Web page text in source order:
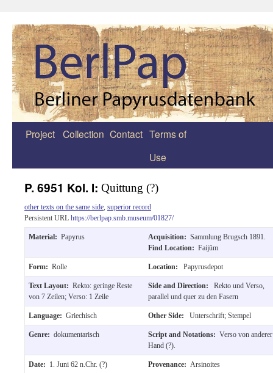
Zum
Project Collection Contact Terms of
Use
P. 6951 Kol. I: Quittung (?)
other texts on the same side superior record
Persistent URL https://berlpap.smb.museum/01827/
Material: Papyrus Acquisition: Sammlung Brugsch 1891.
Find Location: Faijûm
Form: Rolle Location: Papyrusdepot
Text Layout: Rekto: geringe Reste
von 7 Zeilen; Verso: 1 Zeile
Side and Direction:
Rekto und Verso,
parallel und quer zu den Fasern
Language: Griechisch Other Side: Unterschrift; Stempel
Genre: dokumentarisch Script and Notations: Verso von anderer
Hand (?).
Date: 1. Juni 62 n.Chr. (?) Provenance: Arsinoites